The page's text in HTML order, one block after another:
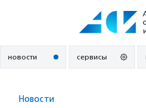
новости сервисы
Новости